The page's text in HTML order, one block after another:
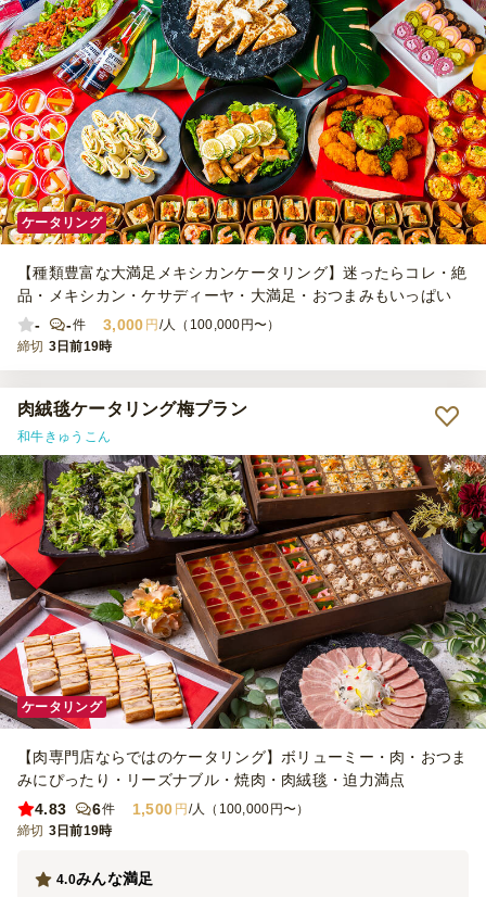
ケータリング
【種類豊富な大満足メキシカンケータリング】迷ったらコレ・絶
品・メキシカン・ケサディーヤ・大満足・おつまみもいっぱい
-
-件 3,000 円 /人（100,000円〜）
締切 3日前19時
肉絨毯ケータリング梅プラン
和牛きゅうこん
ケータリング
【肉専門店ならではのケータリング】ボリューミー・肉・おつま
みにぴったり・リーズナブル・焼肉・肉絨毯・迫力満点
4.83
6件 1,500 円 /人（100,000円〜）
締切 3日前19時
みんな満足
4.0